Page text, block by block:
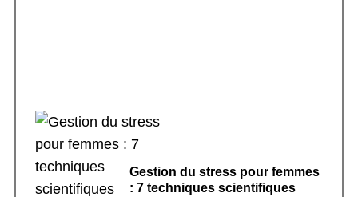
Gestion du stress pour femmes
: 7 techniques scientifiques